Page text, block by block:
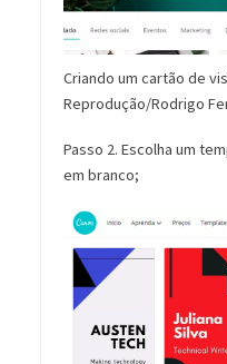
Criando um cartão de
Reprodução/Rodrigo
Passo 2. Escolha um
em branco;